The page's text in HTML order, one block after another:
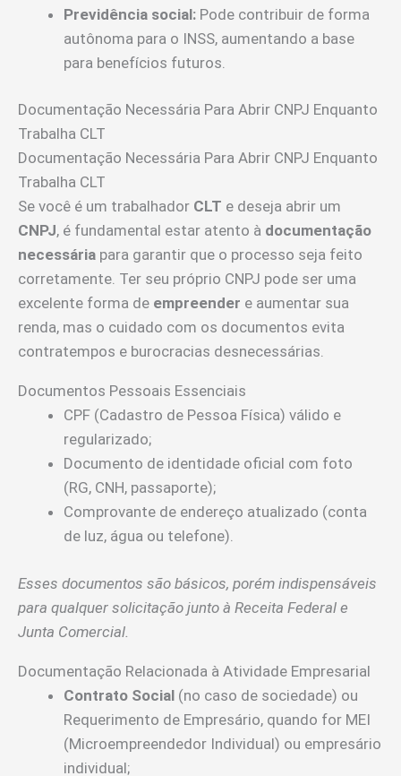
Previdência social: Pode contribuir de forma
autônoma para o INSS, aumentando a base
para benefícios futuros.
Documentação Necessária Para Abrir CNPJ Enquanto
Trabalha CLT
Documentação Necessária Para Abrir CNPJ Enquanto
Trabalha CLT
Se você é um trabalhador CLT e deseja abrir um
CNPJ, é fundamental estar atento à documentação
necessária para garantir que o processo seja feito
corretamente. Ter seu próprio CNPJ pode ser uma
excelente forma de empreender e aumentar sua
renda, mas o cuidado com os documentos evita
contratempos e burocracias desnecessárias.
Documentos Pessoais Essenciais
CPF (Cadastro de Pessoa Física) válido e
regularizado;
Documento de identidade oficial com foto
(RG, CNH, passaporte);
Comprovante de endereço atualizado (conta
de luz, água ou telefone).
Esses documentos são básicos, porém indispensáveis
para qualquer solicitação junto à Receita Federal e
Junta Comercial.
Documentação Relacionada à Atividade Empresarial
Contrato Social (no caso de sociedade) ou
Requerimento de Empresário, quando for MEI
(Microempreendedor Individual) ou empresário
individual;